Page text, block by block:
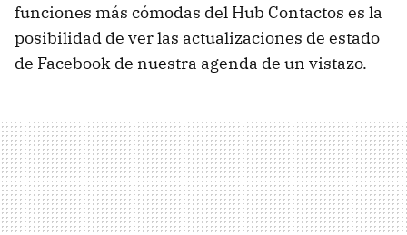
funciones más cómodas del Hub Contactos es la
posibilidad de ver las actualizaciones de estado
de Facebook de nuestra agenda de un vistazo.